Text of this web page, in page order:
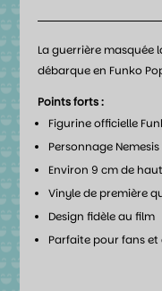
La guerrière masquée
débarque en Funko
Points forts :
Figurine officielle
Personnage
Environ 9 cm de
Vinyle de première
Design fidèle au film
Parfaite pour fans